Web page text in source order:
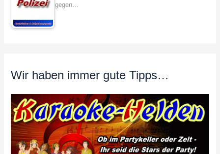
gegen…
Wir haben immer gute Tipps…